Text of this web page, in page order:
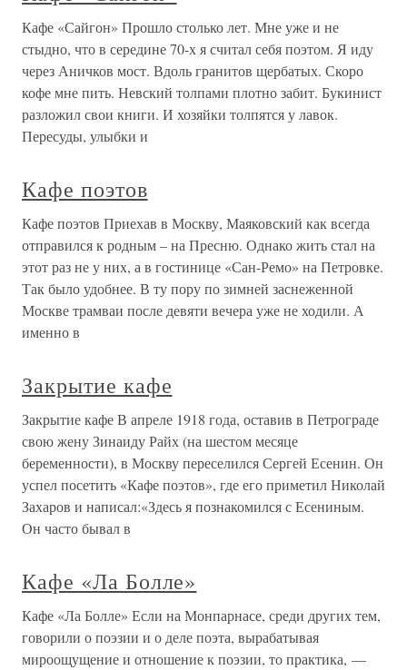
Кафе «Сайгон» Прошло столько лет. Мне уже и не
стыдно, что в середине 70-х я считал себя поэтом. Я иду
через Аничков мост. Вдоль гранитов щербатых. Скоро
кофе мне пить. Невский толпами плотно забит. Букинист
разложил свои книги. И хозяйки толпятся у лавок.
Пересуды, улыбки и
Кафе поэтов
Кафе поэтов Приехав в Москву, Маяковский как всегда
отправился к родным – на Пресню. Однако жить стал на
этот раз не у них, а в гостинице «Сан-Ремо» на Петровке.
Так было удобнее. В ту пору по зимней заснеженной
Москве трамваи после девяти вечера уже не ходили. А
именно в
Закрытие кафе
Закрытие кафе В апреле 1918 года, оставив в Петрограде
свою жену Зинаиду Райх (на шестом месяце
беременности), в Москву переселился Сергей Есенин. Он
успел посетить «Кафе поэтов», где его приметил Николай
Захаров и написал:«Здесь я познакомился с Есениным.
Он часто бывал в
Кафе «Ла Болле»
Кафе «Ла Болле» Если на Монпарнасе, среди других тем,
говорили о поэзии и о деле поэта, вырабатывая
мироощущение и отношение к поэзии, то практика, —